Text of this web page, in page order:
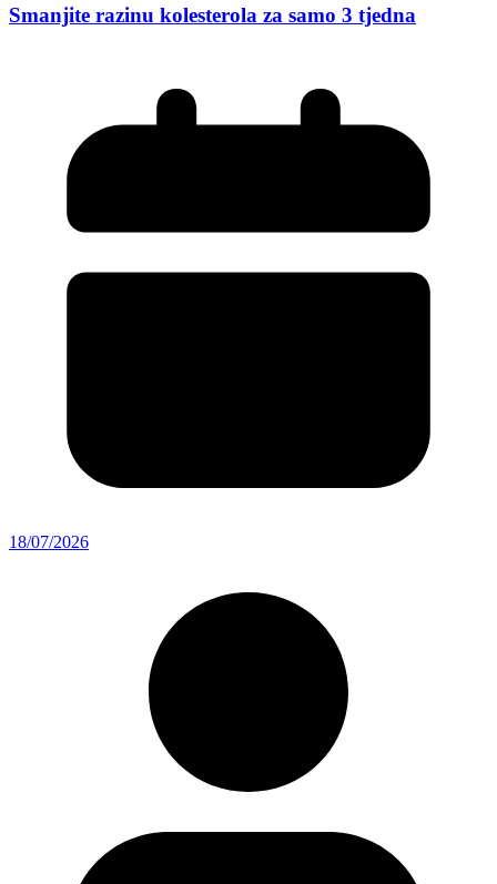
Smanjite razinu kolesterola za samo 3 tjedna
18/07/2026